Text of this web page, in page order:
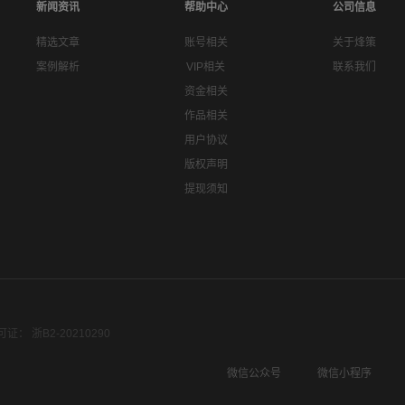
新闻资讯
精选文章
案例解析
帮助中心
账号相关
VIP相关
资金相关
作品相关
用户协议
版权声明
提现须知
公司信息
关于烽策
联系我们
证： 浙B2-20210290
微信公众号
微信小程序